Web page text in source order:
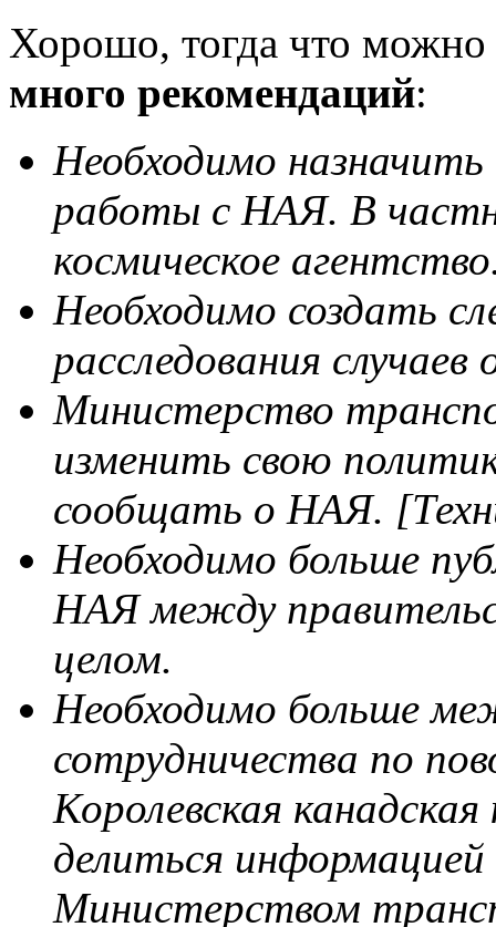
Хорошо, тогда что
много рекомендаций:
Необходимо
работы с НАЯ. В
космическое
Необходимо создать
расследования
Министерство
изменить свою
сообщать о НАЯ.
Необходимо больше
НАЯ между
целом.
Необходимо больше
сотрудничества по
Королевская
делиться
Министерством